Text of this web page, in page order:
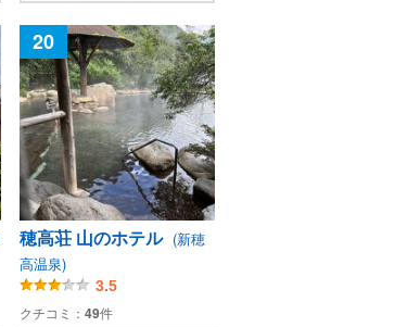
20
穂高荘 山のホテル (新穂
高温泉)
3.5
クチコミ： 49件